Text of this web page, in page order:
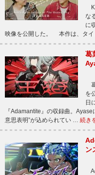
な
に
映像を公開した。 本作は、タ
葛
を
日
『Adamantite』の収録曲。
意思表明”が込められてい … 続き
ン